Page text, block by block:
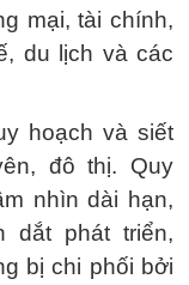
mại, tài chính,
du lịch và các
hoạch và siết
đô thị. Quy
nhìn dài hạn,
dắt phát triển,
bị chi phối bởi